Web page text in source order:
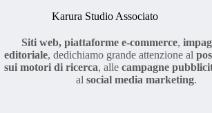
Karura Studio Associato
Siti web, piattaforme e-commerce,
editoriale, dedichiamo grande attenzione al
sui motori di ricerca, alle campagne
al social media marketing.